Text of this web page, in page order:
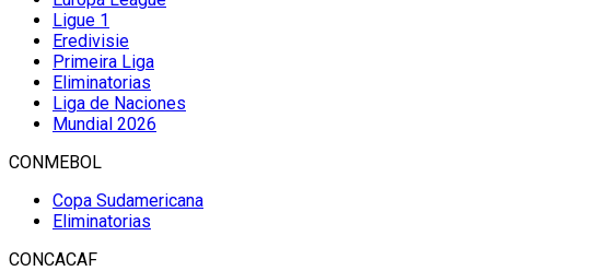
Ligue 1
Eredivisie
Primeira Liga
Eliminatorias
Liga de Naciones
Mundial 2026
CONMEBOL
Copa Sudamericana
Eliminatorias
CONCACAF